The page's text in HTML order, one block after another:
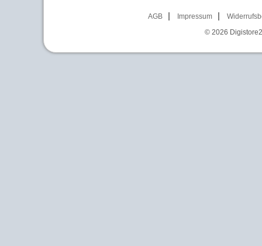
AGB Impressum
© 2026